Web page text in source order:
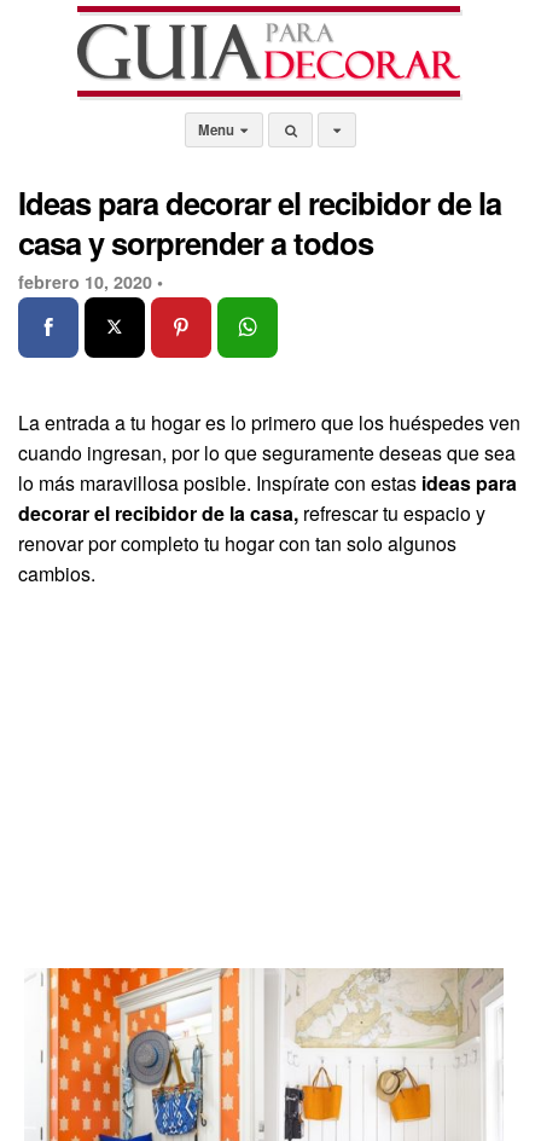
Menu
Ideas para decorar el recibidor de la
casa y sorprender a todos
febrero 10, 2020 •
La entrada a tu hogar es lo primero que los huéspedes ven
cuando ingresan, por lo que seguramente deseas que sea
lo más maravillosa posible. Inspírate con estas ideas para
decorar el recibidor de la casa, refrescar tu espacio y
renovar por completo tu hogar con tan solo algunos
cambios.